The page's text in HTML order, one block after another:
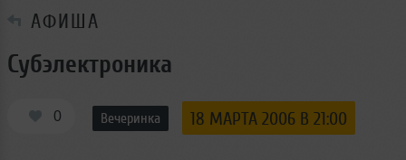
АФИША
Субэлектроника
0 Вечеринка 18 МАРТА 2006 В 21:00